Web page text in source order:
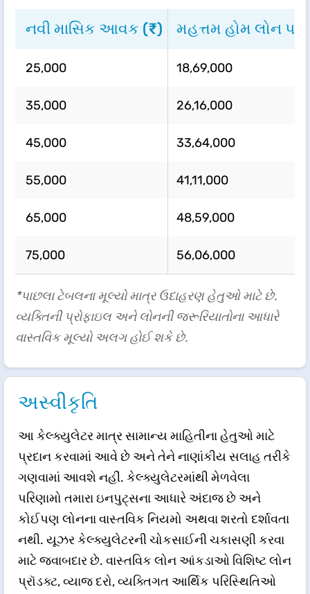
નવી માસિક આવક (₹) મહત્તમ હોમ લોન
25,000 18,69,000
35,000 26,16,000
45,000 33,64,000
55,000 41,11,000
65,000 48,59,000
75,000 56,06,000
*પાછલા ટેબલના મૂલ્યો માત્ર ઉદાહરણ હેતુઓ માટે છે.
વ્યક્તિની પ્રોફાઇલ અને લોનની જરૂરિયાતોના આધારે
વાસ્તવિક મૂલ્યો અલગ હોઈ શકે છે.
અસ્વીકૃતિ
આ કેલ્ક્યુલેટર માત્ર સામાન્ય માહિતીના હેતુઓ માટે
પ્રદાન કરવામાં આવે છે અને તેને નાણાંકીય સલાહ તરીકે
ગણવામાં આવશે નહીં. કેલ્ક્યુલેટરમાંથી મેળવેલા
પરિણામો તમારા ઇનપુટ્સના આધારે અંદાજ છે અને
કોઈપણ લોનના વાસ્તવિક નિયમો અથવા શરતો દર્શાવતા
નથી. યૂઝર કેલ્ક્યુલેટરની ચોકસાઈની ચકાસણી કરવા
માટે જવાબદાર છે. વાસ્તવિક લોન આંકડાઓ વિશિષ્ટ લોન
પ્રૉડક્ટ, વ્યાજ દરો, વ્યક્તિગત આર્થિક પરિસ્થિતિઓ